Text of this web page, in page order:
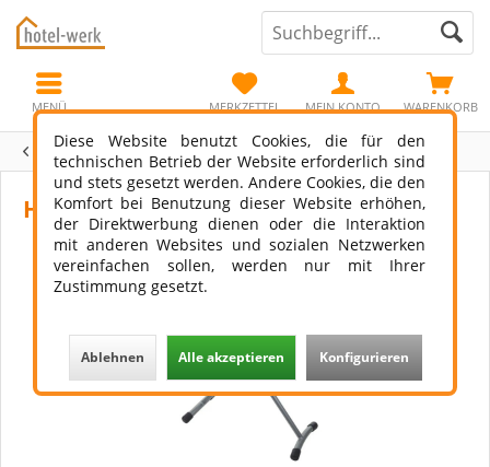
WARENKORB
MERKZETTEL MEIN KONTO
MENÜ
Übersicht Wäschepflege
Hotel Bügelstation Stagsden
Diese Website benutzt Cookies, die für den
technischen Betrieb der Website erforderlich sind
und stets gesetzt werden. Andere Cookies, die den
Komfort bei Benutzung dieser Website erhöhen,
der Direktwerbung dienen oder die Interaktion
mit anderen Websites und sozialen Netzwerken
vereinfachen sollen, werden nur mit Ihrer
Zustimmung gesetzt.
Ablehnen Alle akzeptieren Konfigurieren